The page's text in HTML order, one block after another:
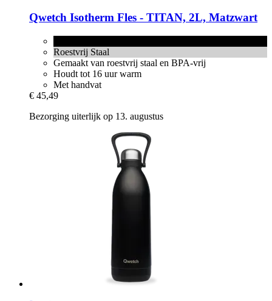
Qwetch Isotherm Fles -​ TITAN, 2L, Matzwart
Roestvrij Staal
Gemaakt van roestvrij staal en BPA-vrij
Houdt tot 16 uur warm
Met handvat
€ 45,49
Bezorging uiterlijk op 13. augustus